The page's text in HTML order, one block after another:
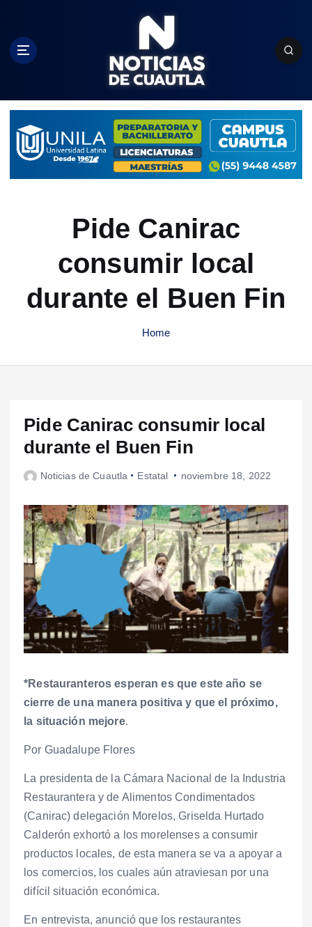
c
Pide Canirac
consumir local
durante el Buen Fin
Home
Pide Canirac consumir local
durante el Buen Fin
Noticias de Cuautla Estatal noviembre 18, 2022
*Restauranteros esperan es que este año se
cierre de una manera positiva y que el próximo,
la situación mejore.
Por Guadalupe Flores
La presidenta de la Cámara Nacional de la Industria
Restaurantera y de Alimentos Condimentados
(Canirac) delegación Morelos, Griselda Hurtado
Calderón exhortó a los morelenses a consumir
productos locales, de esta manera se va a apoyar a
los comercios, los cuales aún atraviesan por una
difícil situación económica.
En entrevista, anunció que los restaurantes